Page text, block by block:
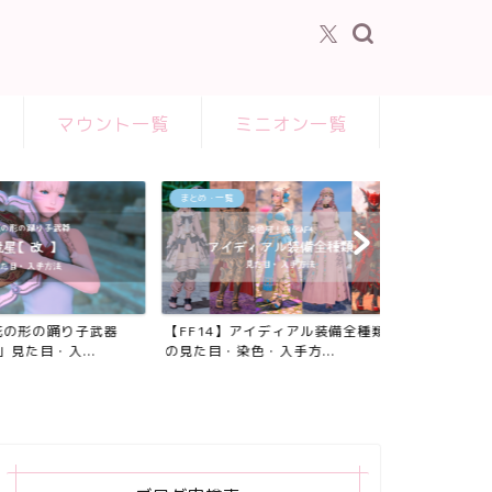
マウント一覧 ミニオン一覧
の踊り子武器
た目・入...
まとめ・一覧
【FF14】アイディアル装備全種類
の見た目・染色・入手方...